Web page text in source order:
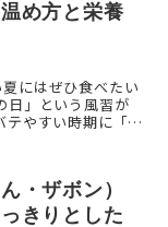
め方と栄養
にはぜひ食べたい
日」という風習が
テやすい時期に「う
・ザボン）
きりとした